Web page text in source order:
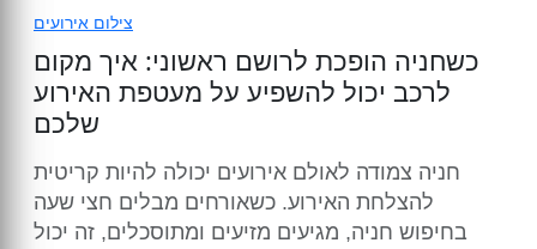
צילום אירועים
כשחניה הופכת לרושם ראשוני: איך מקום
לרכב יכול להשפיע על מעטפת האירוע
שלכם
חניה צמודה לאולם אירועים יכולה להיות קריטית
להצלחת האירוע. כשאורחים מבלים חצי שעה
בחיפוש חניה, מגיעים מזיעים ומתוסכלים, זה יכול